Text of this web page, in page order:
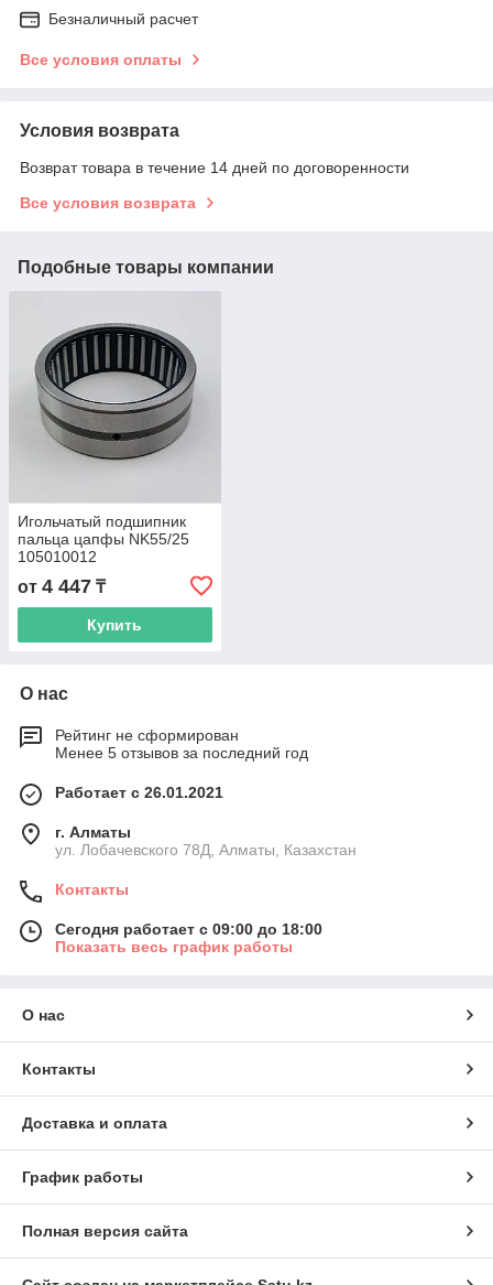
Безналичный расчет
Все условия оплаты
Условия возврата
Возврат товара в течение 14 дней по договоренности
Все условия возврата
Подобные товары компании
Игольчатый подшипник
пальца цапфы NK55/25
105010012
от 4 447 ₸
Купить
О нас
Рейтинг не сформирован
Менее 5 отзывов за последний год
Работает с 26.01.2021
г. Алматы
ул. Лобачевского 78Д, Алматы, Казахстан
Контакты
Сегодня работает с 09:00 до 18:00
Показать весь график работы
О нас
Контакты
Доставка и оплата
График работы
Полная версия сайта